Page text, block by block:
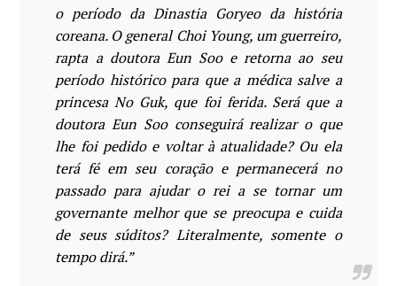
o período da Dinastia Goryeo da história
coreana. O general Choi Young, um guerreiro,
rapta a doutora Eun Soo e retorna ao seu
período histórico para que a médica salve a
princesa No Guk, que foi ferida. Será que a
doutora Eun Soo conseguirá realizar o que
lhe foi pedido e voltar à atualidade? Ou ela
terá fé em seu coração e permanecerá no
passado para ajudar o rei a se tornar um
governante melhor que se preocupa e cuida
de seus súditos? Literalmente, somente o
tempo dirá.”